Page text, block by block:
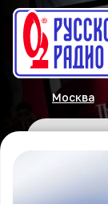
Москва